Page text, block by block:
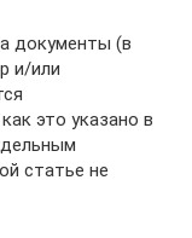
документы (в
и/или
это указано в
статье не